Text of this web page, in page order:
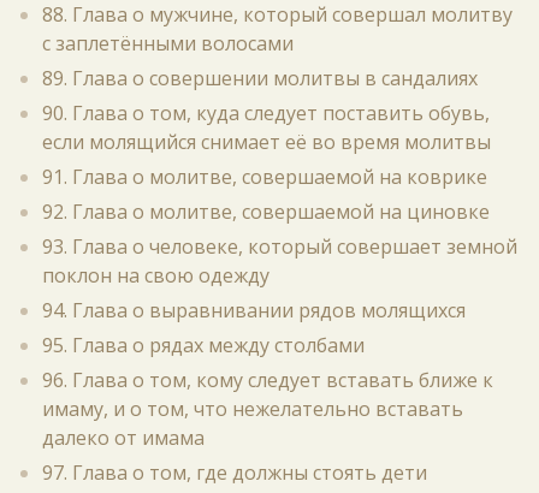
88. Глава о мужчине, который совершал молитву
с заплетёнными волосами
89. Глава о совершении молитвы в сандалиях
90. Глава о том, куда следует поставить обувь,
если молящийся снимает её во время молитвы
91. Глава о молитве, совершаемой на коврике
92. Глава о молитве, совершаемой на циновке
93. Глава о человеке, который совершает земной
поклон на свою одежду
94. Глава о выравнивании рядов молящихся
95. Глава о рядах между столбами
96. Глава о том, кому следует вставать ближе к
имаму, и о том, что нежелательно вставать
далеко от имама
97. Глава о том, где должны стоять дети